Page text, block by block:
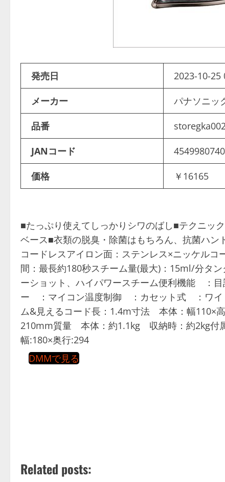
発売日 2023-10-25
メーカー パナソニッ
品番
JANコード
価格 ￥16165
■たっぷり使えてしっかりシワのばし■テクニッ
ベース■衣類の脱臭・除菌はもちろん、抗菌ハン
コードレスアイロン面：ステンレス×ニッケル
間：最長約180秒スチーム量(最大)：15ml/分タ
ーショット、ハイパワースチーム便利機能 ：
ー ：マイコン温度制御 ：カセット式 ：ワイ
ム&見えるコード長：1.4m寸法 本体：幅110×
210mm質量 本体：約1.1kg 収納時：約2kg付
幅:180×奥行:294
DMMで見る
Related posts: